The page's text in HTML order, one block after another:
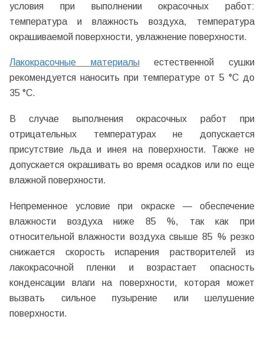
условия при выполнении окрасочных работ:
температура и влажность воздуха, температура
окрашиваемой поверхности, увлажнение поверхности.
Лакокрасочные материалыестественной сушки
рекомендуется наносить при температуре от 5 °C до
35 °C.
В случае выполнения окрасочных работ при
отрицательных температурах не допускается
присутствие льда и инея на поверхности. Также не
допускается окрашивать во время осадков или по еще
влажной поверхности.
Непременное условие при окраске — обеспечение
влажности воздуха ниже 85 %, так как при
относительной влажности воздуха свыше 85 % резко
снижается скорость испарения растворителей из
лакокрасочной пленки и возрастает опасность
конденсации влаги на поверхности, которая может
вызвать сильное пузырение или шелушение
поверхности.